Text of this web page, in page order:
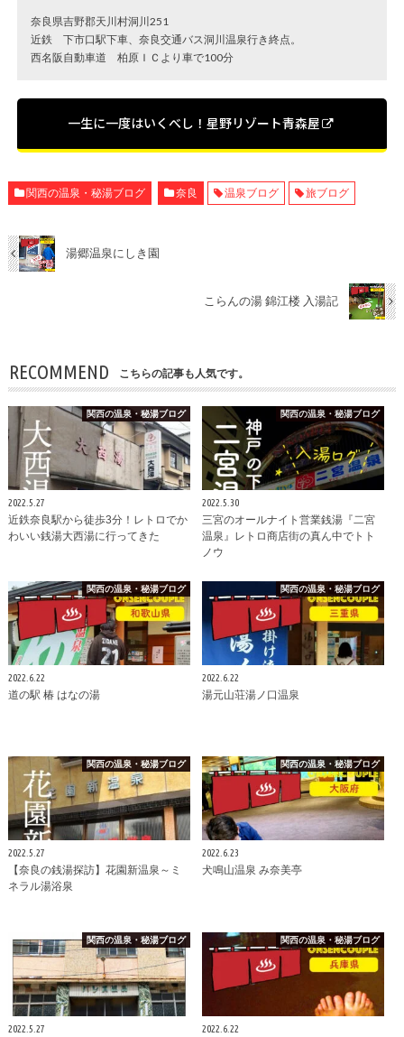
奈良県吉野郡天川村洞川251
近鉄 下市口駅下車、奈良交通バス洞川温泉行き終点。
西名阪自動車道 柏原ＩＣより車で100分
一生に一度はいくべし！星野リゾート青森屋
関西の温泉・秘湯ブログ 奈良 温泉ブログ 旅ブログ
湯郷温泉にしき園
こらんの湯 錦江楼 入湯記
RECOMMEND こちらの記事も人気です。
関西の温泉・秘湯ブログ
2022.5.27
近鉄奈良駅から徒歩3分！レトロでか
わいい銭湯大西湯に行ってきた
関西の温泉・秘湯ブログ
2022.5.30
三宮のオールナイト営業銭湯『二宮
温泉』レトロ商店街の真ん中でトト
ノウ
関西の温泉・秘湯ブログ
2022.6.22
道の駅 椿 はなの湯
関西の温泉・秘湯ブログ
2022.6.22
湯元山荘湯ノ口温泉
関西の温泉・秘湯ブログ
2022.5.27
【奈良の銭湯探訪】花園新温泉～ミ
ネラル湯浴泉
関西の温泉・秘湯ブログ
2022.6.23
犬鳴山温泉 み奈美亭
関西の温泉・秘湯ブログ
2022.5.27
関西の温泉・秘湯ブログ
2022.6.22